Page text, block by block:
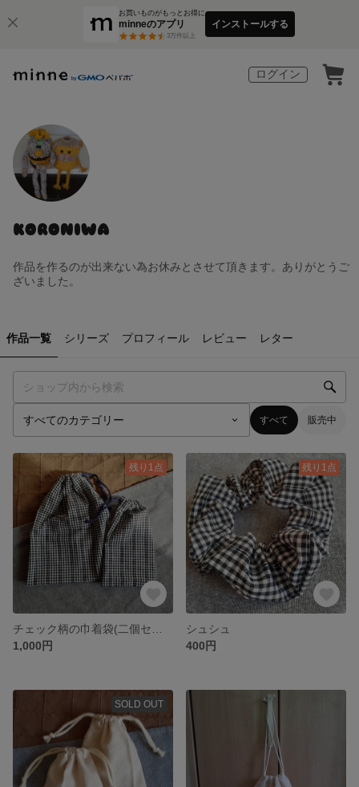
お買いものがもっとお得に
minneのアプリ
3万件以上
インストールする
ログイン
KORONIWA
作品を作るのが出来ない為お休みとさせて頂きます。ありがとうご
ざいました。
作品一覧 シリーズ プロフィール レビュー レター
すべて 販売中
残り1点
1,000円
残り1点
シュシュ
400円
SOLD OUT